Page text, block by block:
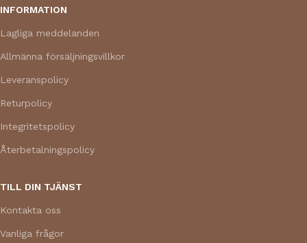
INFORMATION
Lagliga meddelanden
Allmänna försäljningsvillkor
Leveranspolicy
Returpolicy
Integritetspolicy
Återbetalningspolicy
TILL DIN TJÄNST
Kontakta oss
Vanliga frågor